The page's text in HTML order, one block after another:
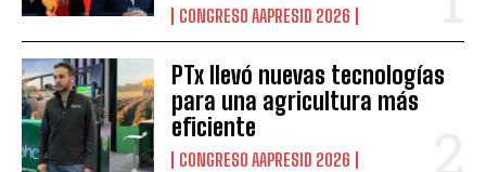
CONGRESO AAPRESID 2026
PTx llevó nuevas tecnologías
para una agricultura más
eficiente
CONGRESO AAPRESID 2026